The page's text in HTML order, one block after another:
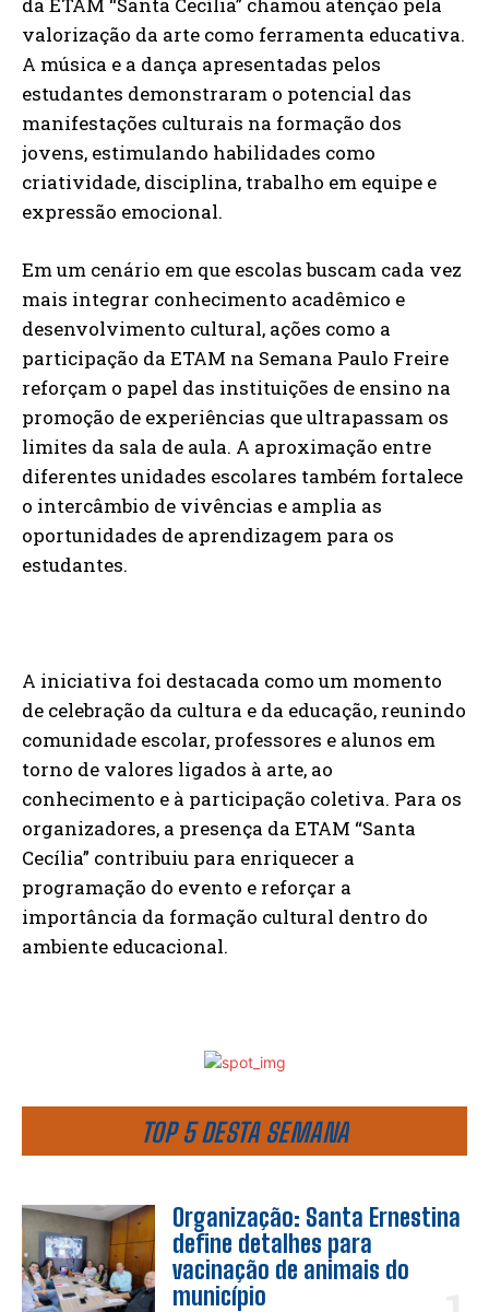
TOP 5 DESTA SEMANA
Organização: Santa Ernestina
define detalhes para
vacinação de animais do
município
valorização da arte como ferramenta educativa.
A música e a dança apresentadas pelos
estudantes demonstraram o potencial das
manifestações culturais na formação dos
jovens, estimulando habilidades como
criatividade, disciplina, trabalho em equipe e
expressão emocional.
Em um cenário em que escolas buscam cada vez
mais integrar conhecimento acadêmico e
desenvolvimento cultural, ações como a
participação da ETAM na Semana Paulo Freire
reforçam o papel das instituições de ensino na
promoção de experiências que ultrapassam os
limites da sala de aula. A aproximação entre
diferentes unidades escolares também fortalece
o intercâmbio de vivências e amplia as
oportunidades de aprendizagem para os
estudantes.
A iniciativa foi destacada como um momento
de celebração da cultura e da educação, reunindo
comunidade escolar, professores e alunos em
torno de valores ligados à arte, ao
conhecimento e à participação coletiva. Para os
organizadores, a presença da ETAM “Santa
Cecília” contribuiu para enriquecer a
programação do evento e reforçar a
importância da formação cultural dentro do
ambiente educacional.